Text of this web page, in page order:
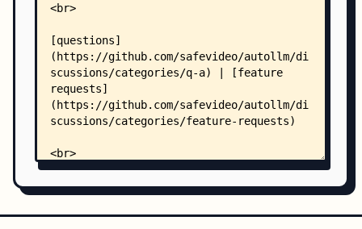
    │       ├── git_utils.py
    │       ├── lancedb_vectorstore.py
    │       ├── llm_utils.py
    │       ├── logging.py
    │       ├── markdown_reader.py
    │       ├── pdf_reader.py
    │       ├── templates.py
    │       └── website_reader.py
    ├── examples/
    │   ├── quickstart.ipynb
    │       ├── config.example.yaml